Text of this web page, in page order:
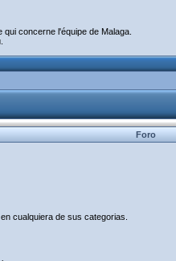
concerne l'équipe de Malaga.
Foro
cualquiera de sus categorias.